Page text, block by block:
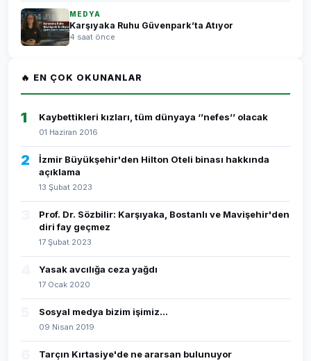
MEDYA
Karşıyaka Ruhu Güvenpark’ta Atıyor
4 saat önce
🔥 EN ÇOK OKUNANLAR
1 Kaybettikleri kızları, tüm dünyaya ‘’nefes’’ olacak
01 Haziran 2016
2
İzmir Büyükşehir'den Hilton Oteli binası hakkında
açıklama
13 Şubat 2023
Prof. Dr. Sözbilir: Karşıyaka, Bostanlı ve Mavişehir'den
diri fay geçmez
17 Şubat 2023
Yasak avcılığa ceza yağdı
17 Ocak 2020
Sosyal medya bizim işimiz...
09 Nisan 2019
Tarçın Kırtasiye'de ne ararsan bulunuyor